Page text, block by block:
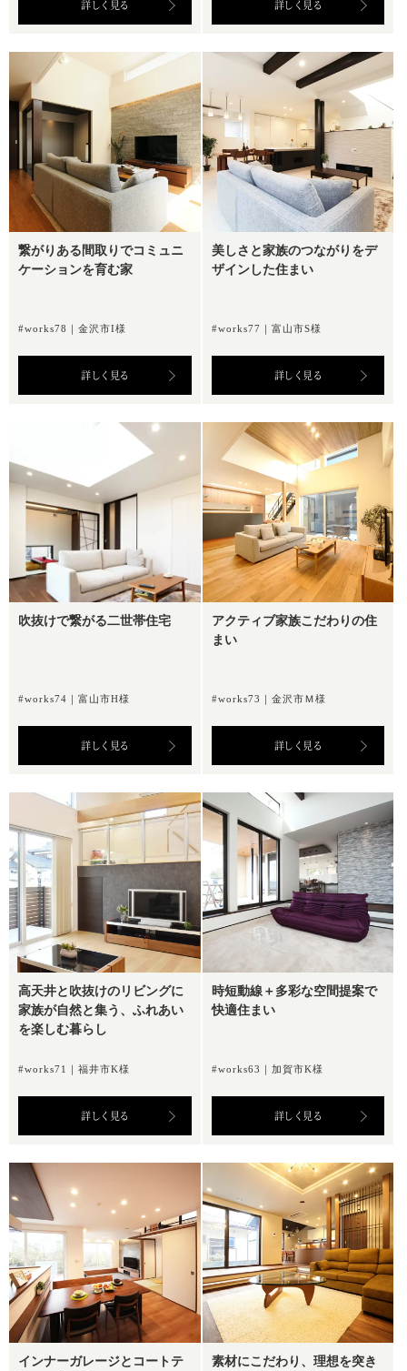
詳しく見る 詳しく見る
繋がりある間取りでコミュニ
ケーションを育む家
#works78｜金沢市I様
詳しく見る
美しさと家族のつながりをデ
ザインした住まい
#works77｜富山市S様
詳しく見る
吹抜けで繋がる二世帯住宅
#works74｜富山市H様
詳しく見る
アクティブ家族こだわりの住
まい
#works73｜金沢市Ｍ様
詳しく見る
高天井と吹抜けのリビングに
家族が自然と集う、ふれあい
を楽しむ暮らし
#works71｜福井市K様
詳しく見る
時短動線＋多彩な空間提案で
快適住まい
#works63｜加賀市K様
詳しく見る
インナーガレージとコートテ
素材にこだわり、理想を突き